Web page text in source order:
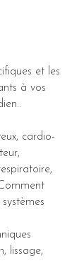
et les
à vos
cardio-
lissage,